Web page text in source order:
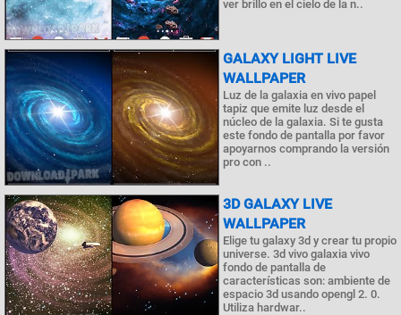
ver brillo en el cielo de la n..
GALAXY LIGHT LIVE
WALLPAPER
Luz de la galaxia en vivo papel
tapiz que emite luz desde el
núcleo de la galaxia. Si te gusta
este fondo de pantalla por favor
apoyarnos comprando la versión
pro con ..
3D GALAXY LIVE
WALLPAPER
Elige tu galaxy 3d y crear tu propio
universe. 3d vivo galaxia vivo
fondo de pantalla de
características son: ambiente de
espacio 3d usando opengl 2. 0.
Utiliza hardwar..